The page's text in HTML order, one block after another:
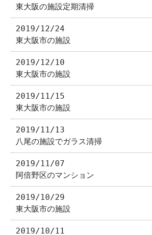
東大阪の施設定期清掃
2019/12/24
東大阪市の施設
2019/12/10
東大阪市の施設
2019/11/15
東大阪市の施設
2019/11/13
八尾の施設でガラス清掃
2019/11/07
阿倍野区のマンション
2019/10/29
東大阪市の施設
2019/10/11